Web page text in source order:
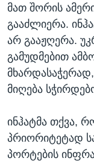
მათ შორის
გააძლიერა.
არ გააჟღერა.
გამუდმებით
მიღება
ინჰატმა თქვა,
პრიორიტეტად
პორტების